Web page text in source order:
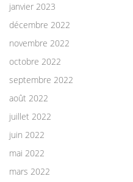
janvier 2023
décembre 2022
novembre 2022
octobre 2022
septembre 2022
août 2022
juillet 2022
juin 2022
mai 2022
mars 2022